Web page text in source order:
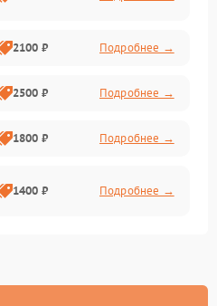
и паром
2100 ₽ Подробнее →
2500 ₽ Подробнее →
1800 ₽ Подробнее →
1400 ₽ Подробнее →
1500 ₽ Подробнее →